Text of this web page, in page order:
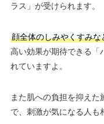
ラス」が受けられます。
顔全体のしみやくすみ
高い効果が期待できる「
れていますよ。
また肌への負担を抑え
で、刺激が気になる人も